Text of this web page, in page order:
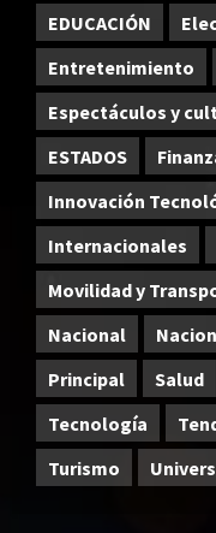
EDUCACIÓN
Entretenimiento
Espectáculos y
ESTADOS
Innovación
Internacionales
Movilidad y
Nacional
Principal
Salud
Tecnología
Turismo